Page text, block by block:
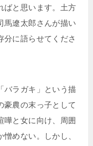
ばと思います。土方
馬遼太郎さんが描い
分に語らせてくださ
バラガキ」という描
豪農の末っ子として
嘩と女に向け、周囲
めない。しかし、